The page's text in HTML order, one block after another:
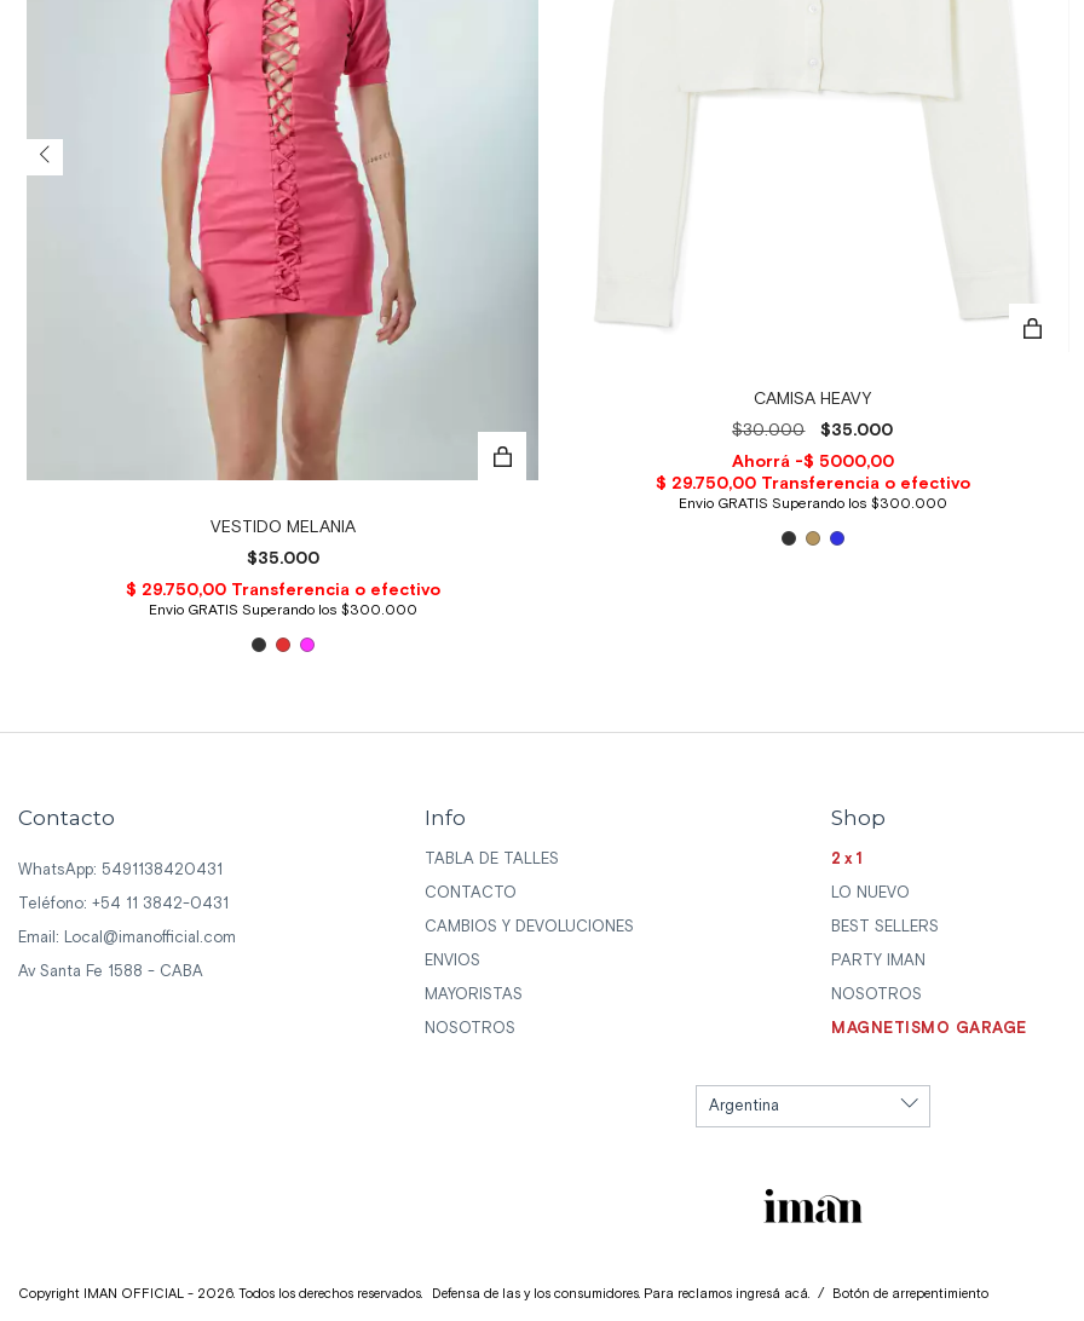
VESTIDO MELANIA
$35.000
CAMISA HEAVY
$30.000
$35.000
Contacto
WhatsApp: 5491138420431
Teléfono: +54 11 3842-0431
Email: Local@imanofficial.com
Av Santa Fe 1588 - CABA
Info
TABLA DE TALLES
CONTACTO
CAMBIOS Y DEVOLUCIONES
ENVIOS
MAYORISTAS
NOSOTROS
Shop
2x1
LO NUEVO
BEST SELLERS
PARTY IMAN
NOSOTROS
MAGNETISMO GARAGE
Copyright IMAN OFFICIAL - 2026. Todos los derechos reservados. Defensa de las y los consumidores. Para reclamos ingresá acá. / Botón de arrepentimiento